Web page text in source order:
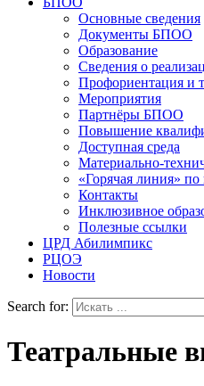
Основные сведения
Документы БПОО
Образование
Сведения о
Профориентация и
Мероприятия
Партнёры БПОО
Повышение
Доступная среда
Материально-
«Горячая линия»
Контакты
Инклюзивное
Полезные ссылки
ЦРД Абилимпикс
РЦОЭ
Новости
Search for:
Театральные